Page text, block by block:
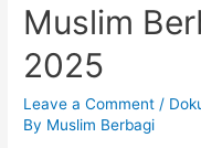
Muslim
2025
Leave a Comment /
By Muslim Berbagi